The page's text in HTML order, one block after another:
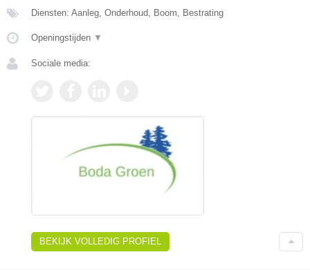
Diensten: Aanleg, Onderhoud, Boom, Bestrating
Openingstijden ▼
Sociale media:
BEKIJK VOLLEDIG PROFIEL